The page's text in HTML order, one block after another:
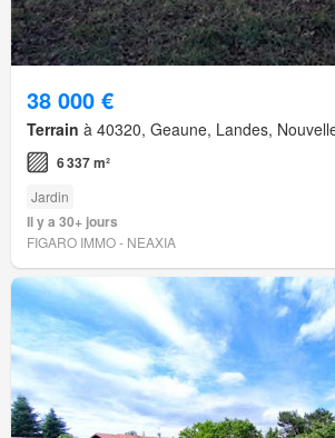
38 000 €
Terrain à 40320, Geaune, Landes,
6 337 m²
Jardin
Il y a 30+ jours
FIGARO IMMO - NEAXIA